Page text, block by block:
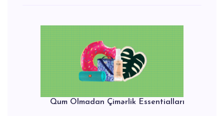
Qum Olmadan Çimərlik Essentialları